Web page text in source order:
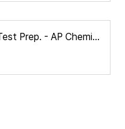
25년 3,4월 AP Test Prep. - AP Chemistry